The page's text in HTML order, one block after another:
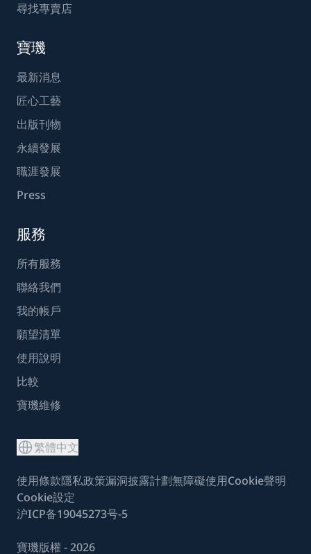
尋找專賣店
寶璣
最新消息
匠心工藝
出版刊物
永續發展
職涯發展
Press
服務
所有服務
聯絡我們
我的帳戶
願望清單
使用說明
比較
寶璣維修
繁體中文
使用條款隱私政策漏洞披露計劃無障礙使用Cookie聲明
Cookie設定
沪ICP备19045273号-5
寶璣版權 - 2026